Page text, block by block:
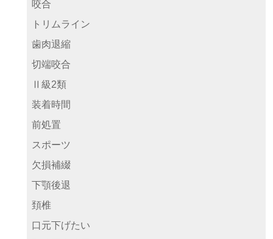
咬合
トリムライン
歯肉退縮
切端咬合
Ⅱ級2類
装着時間
前処置
スポーツ
欠損補綴
下顎後退
頚椎
口元下げたい